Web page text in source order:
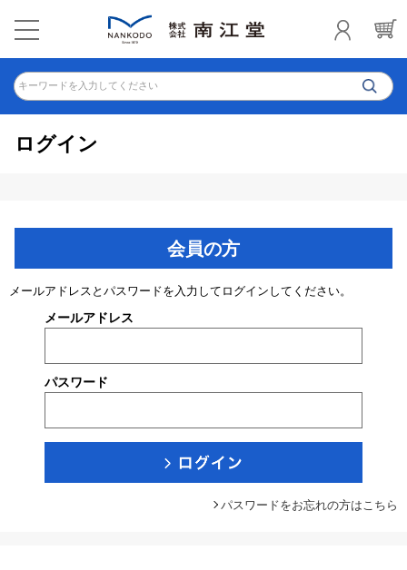
キーワードを入力してください
ログイン
会員の方
メールアドレスとパスワードを入力してログインしてください。
メールアドレス
パスワード
パスワードをお忘れの方はこちら